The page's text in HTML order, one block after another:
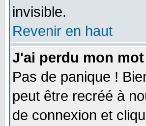
invisible.
Revenir en haut
J'ai perdu mon
Pas de panique !
peut être recréé à
de connexion et